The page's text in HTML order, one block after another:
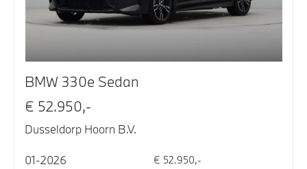
BMW 330e Sedan
€ 52.950,-
Dusseldorp Hoorn B.V.
01-2026 € 52.950,-